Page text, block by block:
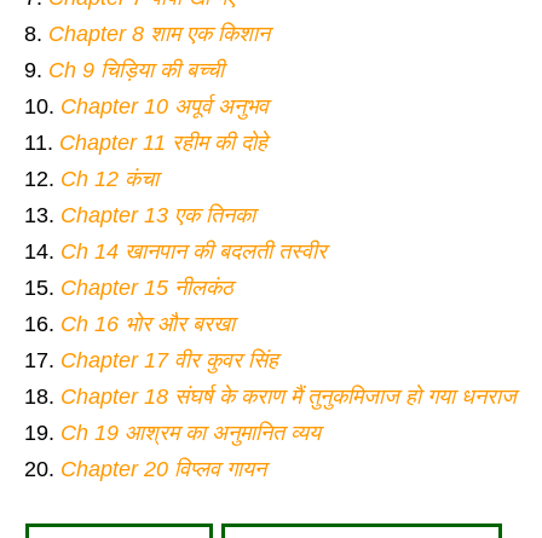
Chapter 8 शाम एक किशान
Ch 9 चिड़िया की बच्ची
Chapter 10 अपूर्व अनुभव
Chapter 11 रहीम की दोहे
Ch 12 कंचा
Chapter 13 एक तिनका
Ch 14 खानपान की बदलती तस्वीर
Chapter 15 नीलकंठ
Ch 16 भोर और बरखा
Chapter 17 वीर कुवर सिंह
Chapter 18 संघर्ष के कराण मैं तुनुकमिजाज हो गया धनराज
Ch 19 आश्रम का अनुमानित व्यय
Chapter 20 विप्लव गायन